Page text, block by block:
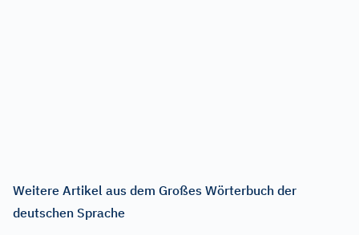
Weitere Artikel aus dem Großes Wörterbuch der
deutschen Sprache